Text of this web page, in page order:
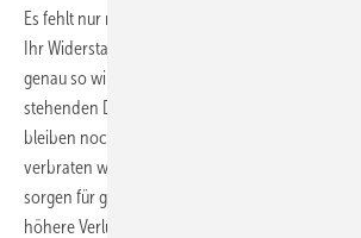
Es fehlt nur noch die Rohrlängen und die Winkel,
Ihr Widerstand ist ja noch nicht von den 4000
genau so wird der Ansatz jetzt fortgesetzt. Den
stehenden Druck gilt es jetzt zu verwenden. Im
bleiben noch 2000 mbar über. Diese können
verbraten werden auf dem Weg zu dieser
sorgen für geringe Verluste und umgekehrt
höhere Verluste. Ist der Weg zu dieser Dusche